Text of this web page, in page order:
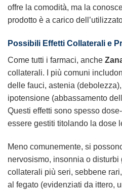
offre la comodità, ma la
prodotto è a carico
Possibili Effetti Collaterali e
Come tutti i farmaci, anche
collaterali. I più comuni
delle fauci, astenia
ipotensione (abbassamento
Questi effetti sono spesso
essere gestiti titolando la dose
Meno comunemente, si
nervosismo, insonnia o disturbi
collaterali più seri, sebbene
al fegato (evidenziati da ittero,